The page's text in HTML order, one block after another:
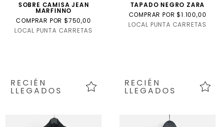
SOBRE CAMISA JEAN
MARFINNO
COMPRAR POR $750,00
LOCAL PUNTA CARRETAS
TAPADO NEGRO ZARA
COMPRAR POR $1.100,00
LOCAL PUNTA CARRETAS
RECIÉN
LLEGADOS
RECIÉN
LLEGADOS